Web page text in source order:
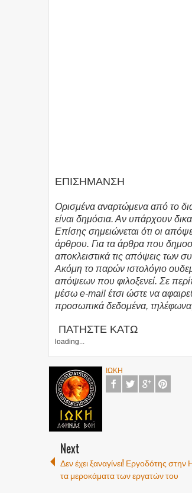
ΕΠΙΣΗΜΑΝΣΗ
Ορισμένα αναρτώμενα από το
είναι δημόσια. Αν υπάρχουν
Επίσης σημειώνεται ότι οι
άρθρου. Για τα άρθρα που
αποκλειστικά τις απόψεις των
Ακόμη το παρών ιστολόγιο
απόψεων που φιλοξενεί. Σε
μέσω e-mail έτσι ώστε να
προσωπικά δεδομένα,
ΠΑΤΗΣΤΕ ΚΑΤΩ
loading...
ΙΩΚΗ
Next
Δεν έχει ξαναγίνει! Εργοδότης
τα μεροκάματα των εργατών του